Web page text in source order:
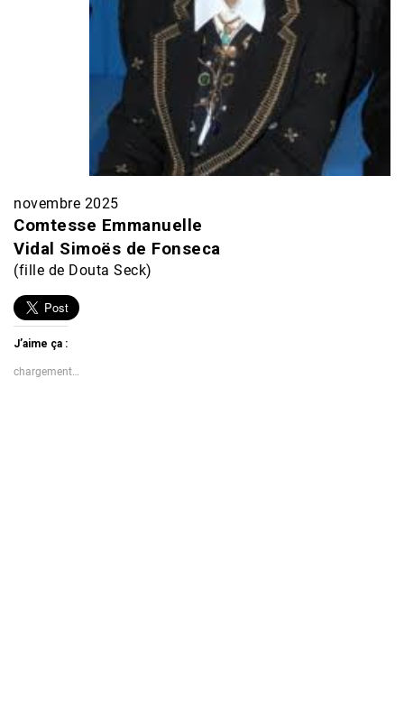
novembre 2025
Comtesse Emmanuelle
Vidal Simoës de Fonseca
(fille de Douta Seck)
J’aime ça :
chargement…